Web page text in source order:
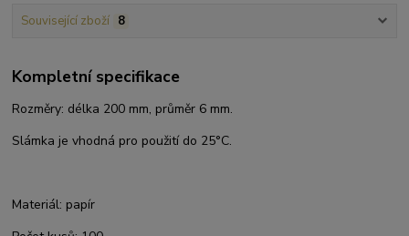
Související zboží 8
Kompletní specifikace
Rozměry: délka 200 mm, průměr 6 mm.
Slámka je vhodná pro použití do 25°C.
Materiál: papír